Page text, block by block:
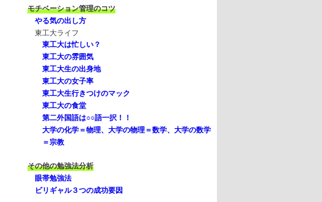
モチベーション管理のコツ
やる気の出し方
東工大ライフ
東工大は忙しい？
東工大の雰囲気
東工大生の出身地
東工大の女子率
東工大生行きつけのマック
東工大の食堂
第二外国語は○○語一択！！
大学の化学＝物理、大学の物理＝数学、大学の数学
＝宗教
その他の勉強法分析
眼帯勉強法
ビリギャル３つの成功要因